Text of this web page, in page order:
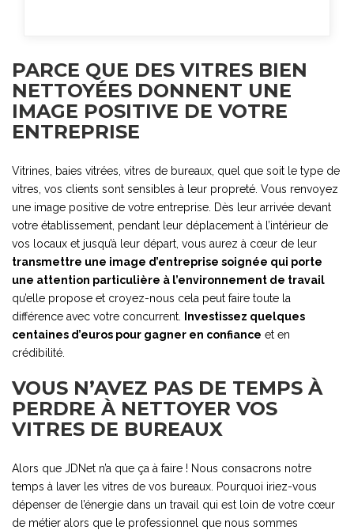
PARCE QUE DES VITRES BIEN
NETTOYÉES DONNENT UNE
IMAGE POSITIVE DE VOTRE
ENTREPRISE
Vitrines, baies vitrées, vitres de bureaux, quel que soit le type de
vitres, vos clients sont sensibles à leur propreté. Vous renvoyez
une image positive de votre entreprise. Dès leur arrivée devant
votre établissement, pendant leur déplacement à l’intérieur de
vos locaux et jusqu’à leur départ, vous aurez à cœur de leur
transmettre une image d’entreprise soignée qui porte
une attention particulière à l’environnement de travail
qu’elle propose et croyez-nous cela peut faire toute la
différence avec votre concurrent.
Investissez quelques
centaines d’euros pour gagner en confiance et en
crédibilité.
VOUS N’AVEZ PAS DE TEMPS À
PERDRE À NETTOYER VOS
VITRES DE BUREAUX
Alors que JDNet n’a que ça à faire ! Nous consacrons notre
temps à laver les vitres de vos bureaux. Pourquoi iriez-vous
dépenser de l’énergie dans un travail qui est loin de votre cœur
de métier alors que le professionnel que nous sommes